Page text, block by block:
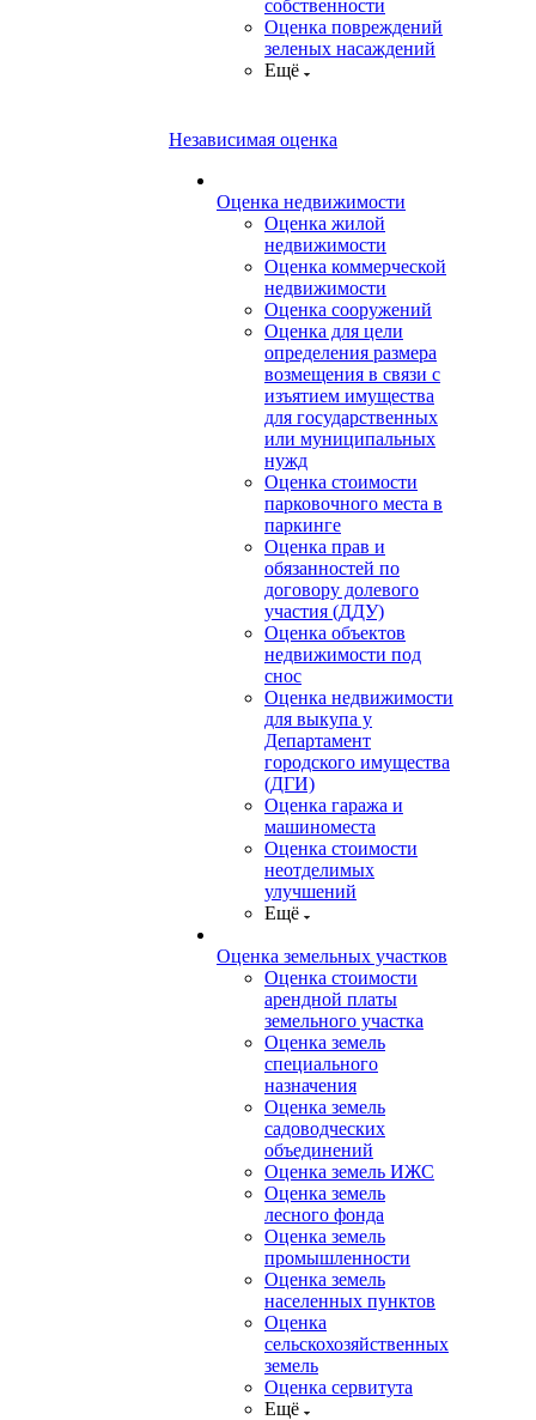
собственности
Оценка повреждений
зеленых насаждений
Ещё
Независимая оценка
Оценка недвижимости
Оценка жилой
недвижимости
Оценка коммерческой
недвижимости
Оценка сооружений
Оценка для цели
определения размера
возмещения в связи с
изъятием имущества
для государственных
или муниципальных
нужд
Оценка стоимости
парковочного места в
паркинге
Оценка прав и
обязанностей по
договору долевого
участия (ДДУ)
Оценка объектов
недвижимости под
снос
Оценка недвижимости
для выкупа у
Департамент
городского имущества
(ДГИ)
Оценка гаража и
машиноместа
Оценка стоимости
неотделимых
улучшений
Ещё
Оценка земельных участков
Оценка стоимости
арендной платы
земельного участка
Оценка земель
специального
назначения
Оценка земель
садоводческих
объединений
Оценка земель ИЖС
Оценка земель
лесного фонда
Оценка земель
промышленности
Оценка земель
населенных пунктов
Оценка
сельскохозяйственных
земель
Оценка сервитута
Ещё